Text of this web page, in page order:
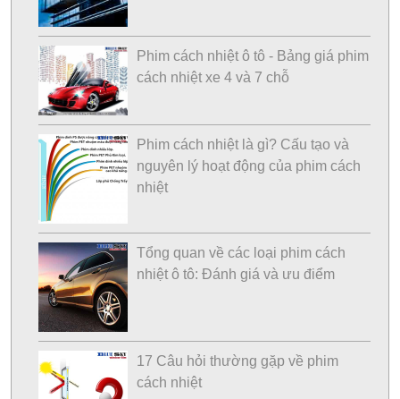
Phim cách nhiệt ô tô - Bảng giá phim
cách nhiệt xe 4 và 7 chỗ
Phim cách nhiệt là gì? Cấu tạo và
nguyên lý hoạt động của phim cách
nhiệt
Tổng quan về các loại phim cách
nhiệt ô tô: Đánh giá và ưu điểm
17 Câu hỏi thường gặp về phim
cách nhiệt